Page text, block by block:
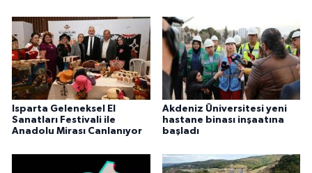
Isparta Geleneksel El
Sanatları Festivali ile
Anadolu Mirası Canlanıyor
Akdeniz Üniversitesi yeni
hastane binası inşaatına
başladı